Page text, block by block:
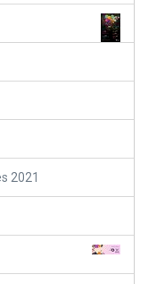
2021